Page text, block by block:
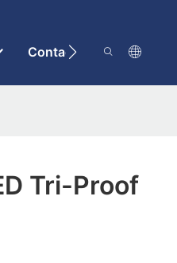
Contactez-Nous
Tri-Proof